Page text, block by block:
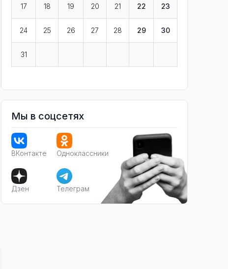
17 18 19 20 21 22 23
24 25 26 27 28 29 30
31
Мы в соцсетях
ВКонтакте Одноклассники
Дзен Телеграм